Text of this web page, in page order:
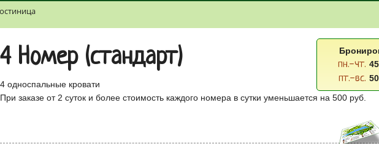
4 Номер (стандарт) пн.-чт.
пт.-вс.
4 односпальные кровати
При заказе от 2 суток и более стоимость каждого номера в сутки уменьшается на 500 руб.